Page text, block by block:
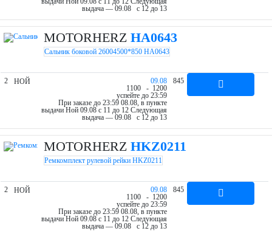
выдача — 09.08 c 12 до 13
MOTORHERZ HA0643
Сальник боковой 26004500*850 HA0643
2 НОЙ
09.08
1100 - 1200
успейте до 23:59
При заказе до 23:59 08.08, в пункте
выдачи Ной 09.08 c 11 до 12 Следующая
выдача — 09.08 c 12 до 13
845
MOTORHERZ HKZ0211
Ремкомплект рулевой рейки HKZ0211
2 НОЙ
09.08
1100 - 1200
успейте до 23:59
При заказе до 23:59 08.08, в пункте
выдачи Ной 09.08 c 11 до 12 Следующая
выдача — 09.08 c 12 до 13
845